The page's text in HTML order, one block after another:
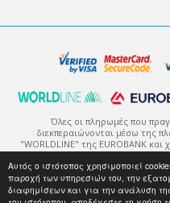
Αυτός ο ιστότοπος χρησιμοποιεί
παροχή των υπηρεσιών του, την
διαφημίσεων και για την ανάλυση
Όλες οι πληρωμές που
διεκπεραιώνονται μέσω της
"WORLDLINE" της EUROBANK
πρωτόκολλο κρυπτογράφησης
Η κρυπτογράφηση είναι ένας
μέχρι αυτή να φτάσει στον
να την αποκωδικοποιήσει